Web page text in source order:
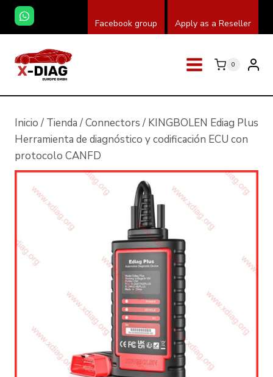
Saltar
contenido
Facebook group Apply as a Reseller
0
Inicio / Tienda /Connectors / KINGBOLEN Ediag Plus
Herramienta de diagnóstico y codificación ECU con
protocolo CANFD